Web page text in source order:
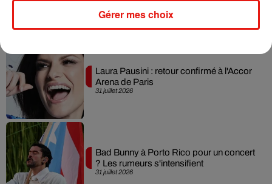
31 juillet 2026
Laura Pausini : retour confirmé à l'Accor
Arena de Paris
31 juillet 2026
Bad Bunny à Porto Rico pour un concert
? Les rumeurs s'intensifient
Gérer mes choix